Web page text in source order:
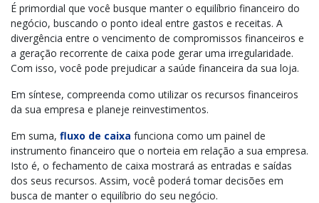
É primordial que você busque manter o equilíbrio financeiro do
negócio, buscando o ponto ideal entre gastos e receitas. A
divergência entre o vencimento de compromissos financeiros e
a geração recorrente de caixa pode gerar uma irregularidade.
Com isso, você pode prejudicar a saúde financeira da sua loja.
Em síntese, compreenda como utilizar os recursos financeiros
da sua empresa e planeje reinvestimentos.
Em suma, fluxo de caixa funciona como um painel de
instrumento financeiro que o norteia em relação a sua empresa.
Isto é, o fechamento de caixa mostrará as entradas e saídas
dos seus recursos. Assim, você poderá tomar decisões em
busca de manter o equilíbrio do seu negócio.